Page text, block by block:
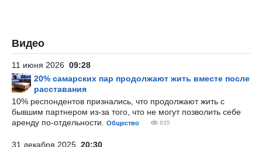
Видео
11 июня 2026 09:28
20% самарских пар продолжают жить вместе после
расставания
10% респондентов признались, что продолжают жить с
бывшим партнером из-за того, что не могут позволить себе
аренду по-отдельности.
Общество 835
31 декабря 2025 20:30